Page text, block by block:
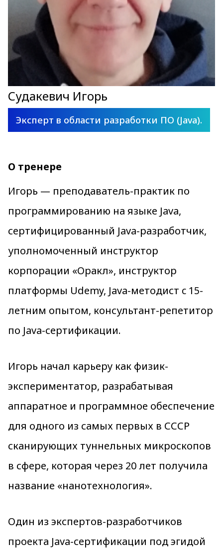
Судакевич Игорь
Эксперт в области разработки ПО (Java).
О тренере
Игорь — преподаватель-практик по
программированию на языке Java,
сертифицированный Java-разработчик,
уполномоченный инструктор
корпорации «Оракл», инструктор
платформы Udemy, Java-методист c 15-
летним опытом, консультант-репетитор
по Java-сертификации.
Игорь начал карьеру как физик-
экспериментатор, разрабатывая
аппаратное и программное обеспечение
для одного из самых первых в СССР
сканирующих туннельных микроскопов
в сфере, которая через 20 лет получила
название «нанотехнология».
Один из экспертов-разработчиков
проекта Java-сертификации под эгидой